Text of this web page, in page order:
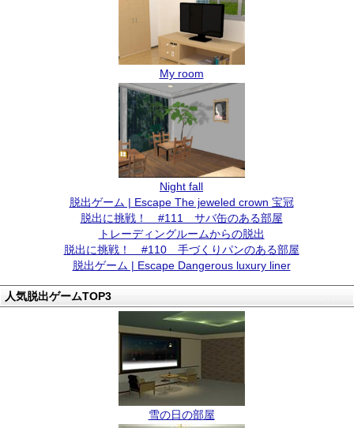
My room
Night fall
脱出ゲーム | Escape The jeweled crown 宝冠
脱出に挑戦！ #111 サバ缶のある部屋
トレーディングルームからの脱出
脱出に挑戦！ #110 手づくりパンのある部屋
脱出ゲーム | Escape Dangerous luxury liner
人気脱出ゲームTOP3
雪の日の部屋